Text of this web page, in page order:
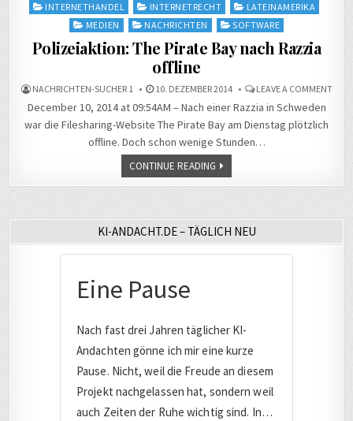
INTERNETHANDEL
INTERNETRECHT
LATEINAMERIKA
MEDIEN
NACHRICHTEN SOFTWARE
Polizeiaktion: The Pirate Bay nach Razzia
offline
NACHRICHTEN-SUCHER 1 10. DEZEMBER 2014 LEAVE A COMMENTON
December 10, 2014 at 09:54AM – Nach einer Razzia in Schweden
war die Filesharing-Website The Pirate Bay am Dienstag plötzlich
offline. Doch schon wenige Stunden…
CONTINUE READING
KI-ANDACHT.DE – TÄGLICH NEU